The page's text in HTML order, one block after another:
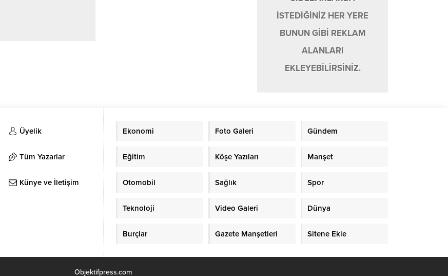
İSTEDİĞİNİZ HER YERE
BUNUN GİBİ REKLAM
ALANLARI
EKLEYEBİLİRSİNİZ.
Üyelik
Tüm Yazarlar
Künye ve İletişim
Ekonomi Foto Galeri Gündem
Eğitim Köşe Yazıları Manşet
Otomobil Sağlık Spor
Teknoloji Video Galeri Dünya
Burçlar Gazete Manşetleri Sitene Ekle
Objektifpress.com